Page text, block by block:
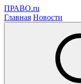
ПРАВО.ru
Главная Новости